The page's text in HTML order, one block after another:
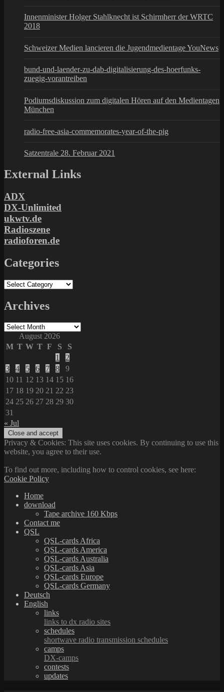
Innenminister Holger Stahlknecht ist Schirmherr der WRTC
2018
Schweizer Medien lancieren die Jugendmedientage YouNews
bund-und-laender-zu-dab-digitalisierung-des-hoerfunks-
zuegig-vorantreiben
Podiumsdiskussion zum digitalen Hören auf den Medientagen
München
radio-free-asia-commemorates-year-of-the-pig
Satzentrale 28. Februar 2021
External Links
ADX
DX-Unlimited
ukwtv.de
Radioszene
radioforen.de
Categories
Categories
Archives
Archives
August 2026
M T W T F S
S
1
2
3
4 5 6 7 8
9
10 11 12 13 14 15 16
17 18 19 20 21 22 23
24 25 26 27 28 29 30
31
« Jul
Privacy & Cookies: This site uses cookies. By continuing to use this
website, you agree to their use.
To find out more, including how to control cookies, see here:
Cookie Policy
Home
download
Tape archive 160 Kbps
Contact me
QSL
QSL-cards Africa
QSL-cards America
QSL-cards Australia
QSL-cards Asia
QSL-cards Europe
QSL-cards Germany
Deutsch
English
links
links to dx radio sites
schedules
shortwave radio transmission schedules
camps
DX-camps
contests
updates